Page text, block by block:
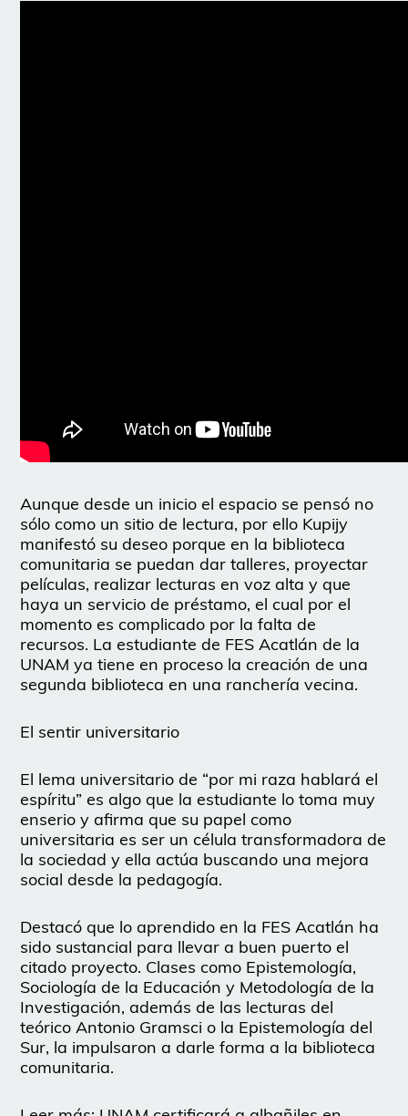
Aunque desde un inicio el espacio se pensó no
sólo como un sitio de lectura, por ello Kupijy
manifestó su deseo porque en la biblioteca
comunitaria se puedan dar talleres, proyectar
películas, realizar lecturas en voz alta y que
haya un servicio de préstamo, el cual por el
momento es complicado por la falta de
recursos. La estudiante de FES Acatlán de la
UNAM ya tiene en proceso la creación de una
segunda biblioteca en una ranchería vecina.
El sentir universitario
El lema universitario de “por mi raza hablará el
espíritu” es algo que la estudiante lo toma muy
enserio y afirma que su papel como
universitaria es ser un célula transformadora de
la sociedad y ella actúa buscando una mejora
social desde la pedagogía.
Destacó que lo aprendido en la FES Acatlán ha
sido sustancial para llevar a buen puerto el
citado proyecto. Clases como Epistemología,
Sociología de la Educación y Metodología de la
Investigación, además de las lecturas del
teórico Antonio Gramsci o la Epistemología del
Sur, la impulsaron a darle forma a la biblioteca
comunitaria.